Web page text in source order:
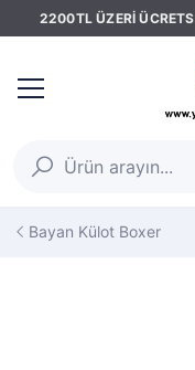
2200TL ÜZERİ
Bayan Külot Boxer